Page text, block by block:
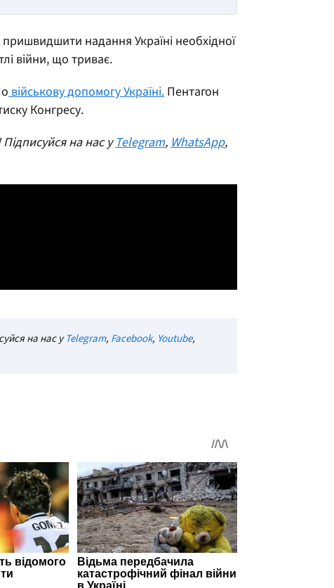
надання Україні необхідної
війни, що триває.
військову допомогу Україні. Пентагон
Конгресу.
на нас уTelegram, WhatsApp,
на нас уTelegram, Facebook, Youtube,